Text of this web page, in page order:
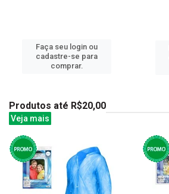
Faça seu login ou
cadastre-se para
comprar.
Produtos até R$20,00
Veja mais